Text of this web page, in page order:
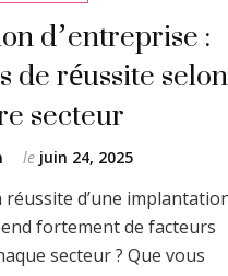
d’entreprise :
de réussite selon
secteur
le juin 24, 2025
réussite d’une
fortement de facteurs
secteur ? Que vous